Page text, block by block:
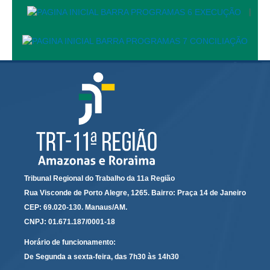
Comitê de Combate ao Trabalho Infantil e de Estímulo à
Comitê de Incentivo à Participação Institucional Feminina
no âmbito do TRT-11
Comitê de Prevenção e Enfrentamento do Assédio
Moral, do Assédio Sexual e da Discriminação
Comissão Permanente de Gestão Socioambiental
Comitê Gestor do Plano de Contratações e Aquisições
no Âmbito do TRT11
Comitê de Equidade de Raça, Gênero e Diversidade
Comitê PopRuaJud
Comissão de Justiça Itinerante
Comissão Permanente de Avaliação Documental
|
Tribunal Regional do Trabalho da 11a Região
Rua Visconde de Porto Alegre, 1265. Bairro: Praça 14 de Janeiro
CEP: 69.020-130. Manaus/AM.
CNPJ: 01.671.187/0001-18
Horário de funcionamento:
De Segunda a sexta-feira, das 7h30 às 14h30